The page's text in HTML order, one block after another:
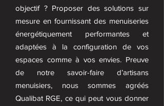
objectif ? Proposer des solutions sur
mesure en fournissant des menuiseries
énergétiquement performantes et
adaptées à la configuration de vos
espaces comme à vos envies. Preuve
de notre savoir-faire d’artisans
menuisiers, nous sommes agréés
Qualibat RGE, ce qui peut vous donner